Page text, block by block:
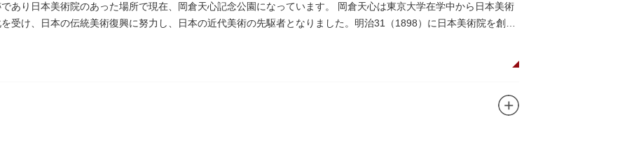
あり日本美術院のあった場所で現在、岡倉天心記念公園になっています。 岡倉天心は東京大学在学中から日本美術
受け、日本の伝統美術復興に努力し、日本の近代美術の先駆者となりました。明治31（1898）に日本美術院を創設